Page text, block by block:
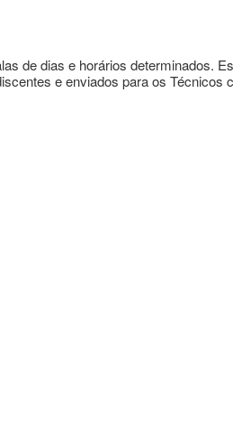
de dias e horários determinados.
e enviados para os Técnicos